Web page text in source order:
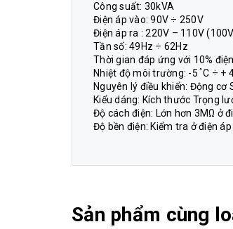
Công suất: 30kVA
Điện áp vào: 90V ÷ 250V
Điện áp ra : 220V – 110V
Tần số: 49Hz ÷ 62Hz
Thời gian đáp ứng với 10%
Nhiệt độ môi trường: -5 ̊ C ÷ +
Nguyên lý điều khiển: Động cơ
Kiểu dáng: Kích thước Trọng
Độ cách điện: Lớn hơn 3MΩ ở
Độ bền điện: Kiểm tra ở điện
Sản phẩm cùng